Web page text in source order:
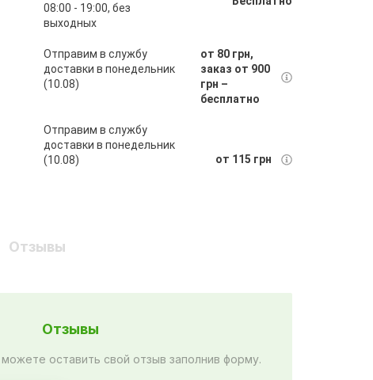
08:00 - 19:00, без
выходных
Отправим в службу
доставки в понедельник
(10.08)
от 80 грн,
заказ от 900
грн –
бесплатно
Отправим в службу
доставки в понедельник
(10.08)
от 115 грн
Отзывы
Отзывы
оставить свой отзыв заполнив форму.